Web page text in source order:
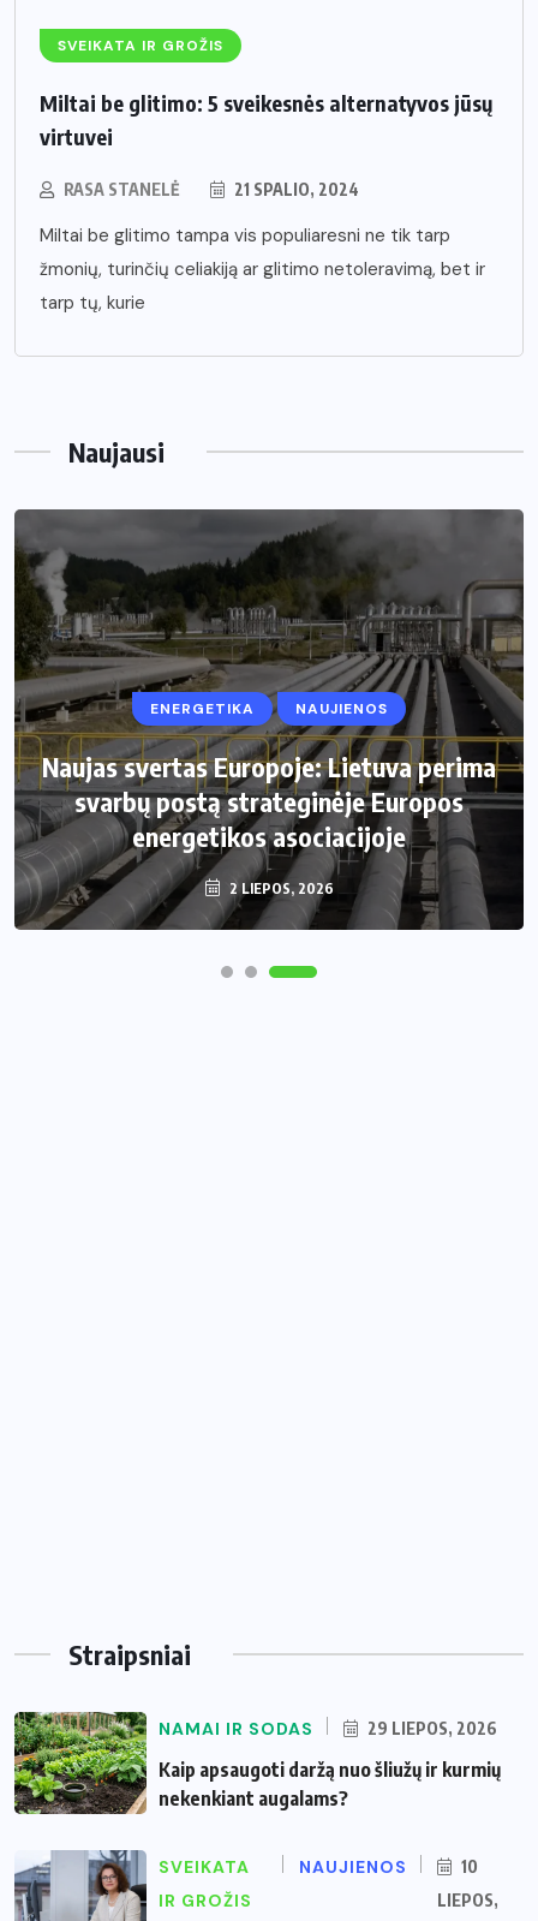
SVEIKATA IR GROŽIS
Miltai be glitimo: 5 sveikesnės alternatyvos jūsų
virtuvei
RASA STANELĖ 21 SPALIO, 2024
Miltai be glitimo tampa vis populiaresni ne tik tarp
žmonių, turinčių celiakiją ar glitimo netoleravimą, bet ir
tarp tų, kurie
Naujausi
ENERGETIKA NAUJIENOS
Naujas svertas Europoje: Lietuva perima
svarbų postą strateginėje Europos
energetikos asociacijoje
2 LIEPOS, 2026
Straipsniai
NAMAI IR SODAS 29 LIEPOS, 2026
Kaip apsaugoti daržą nuo šliužų ir kurmių
nekenkiant augalams?
SVEIKATA
IR GROŽIS
NAUJIENOS
10
LIEPOS,